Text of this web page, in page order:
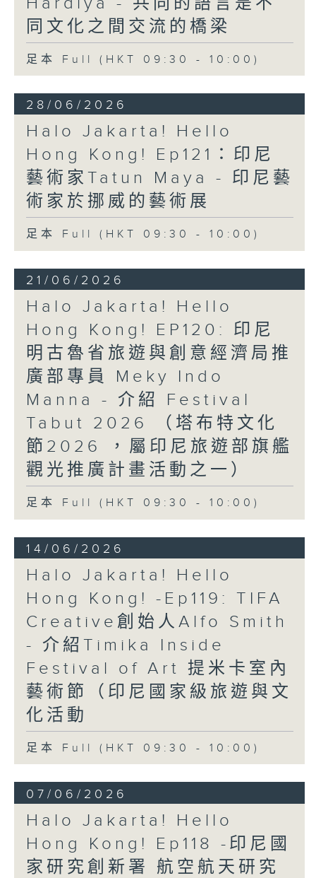
同文化之間交流的橋梁
足本 Full (HKT 09:30 - 10:00)
28/06/2026
Halo Jakarta! Hello
Hong Kong! Ep121：印尼
藝術家Tatun Maya - 印尼藝
術家於挪威的藝術展
足本 Full (HKT 09:30 - 10:00)
21/06/2026
Halo Jakarta! Hello
Hong Kong! EP120: 印尼
明古魯省旅遊與創意經濟局推
廣部專員 Meky Indo
Manna - 介紹 Festival
Tabut 2026 （塔布特文化
節2026 ，屬印尼旅遊部旗艦
觀光推廣計畫活動之一）
足本 Full (HKT 09:30 - 10:00)
14/06/2026
Halo Jakarta! Hello
Hong Kong! -Ep119: TIFA
Creative創始人Alfo Smith
- 介紹Timika Inside
Festival of Art 提米卡室內
藝術節（印尼國家級旅遊與文
化活動
足本 Full (HKT 09:30 - 10:00)
07/06/2026
Halo Jakarta! Hello
Hong Kong! Ep118 -印尼國
家研究創新署 航空航天研究